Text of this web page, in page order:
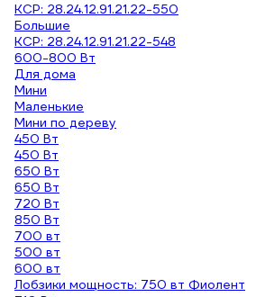
КСР: 28.24.12.91.21.22-550
Большие
КСР: 28.24.12.91.21.22-548
600-800 Вт
Для дома
Мини
Маленькие
Мини по дереву
450 Вт
450 Вт
650 Вт
650 Вт
720 Вт
850 Вт
700 вт
500 вт
600 вт
Лобзики мощность: 750 вт Фиолент